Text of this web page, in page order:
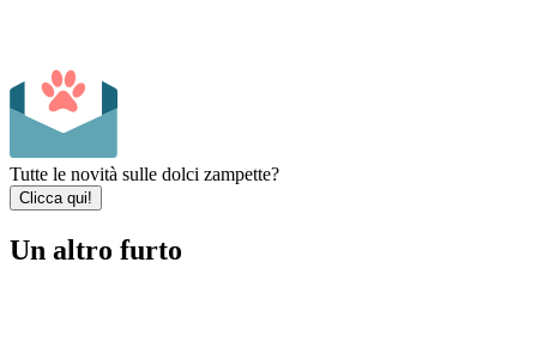
Tutte le novità sulle dolci zampette?
Clicca qui!
Un altro furto